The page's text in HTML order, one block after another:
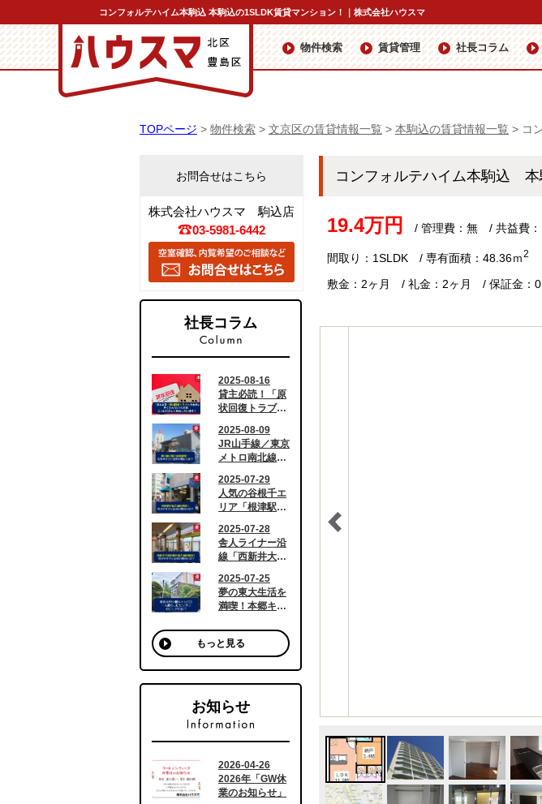
コンフォルテハイム本駒込 本駒込の1SLDK賃貸マンション！｜株式会社ハウスマ
物件検索 賃貸管理 社長コラム
TOPページ > 物件検索 > 文京区の賃貸情報一覧 > 本駒込の賃貸情報一覧 > コ
コンフォルテハイム本駒込
19.4万円 / 管理費：無 / 共益費：
間取り：1SLDK / 専有面積：48.36ｍ2
敷金：2ヶ月 / 礼金：2ヶ月 / 保証金：
お問合せはこちら
株式会社ハウスマ 駒込店
03-5981-6442
社長コラム
もっと見る
お知らせ